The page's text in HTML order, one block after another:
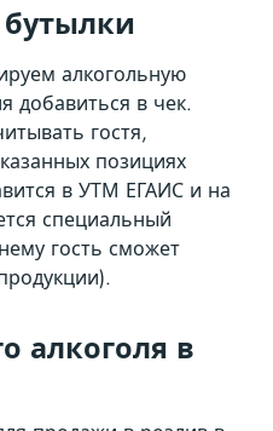
алкогольную
добавиться в чек.
гостя,
позициях
в УТМ ЕГАИС и на
специальный
гость сможет
алкоголя в